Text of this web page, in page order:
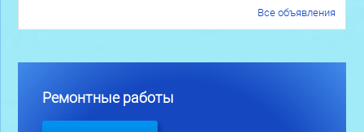
Все объявления
Ремонтные работы